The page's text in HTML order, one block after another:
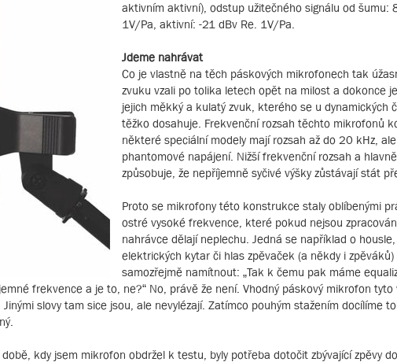
aktivním aktivní), odstup užitečného signálu od šumu:
1V/Pa, aktivní: -21 dBv Re. 1V/Pa.
Jdeme nahrávat
Co je vlastně na těch páskových mikrofonech tak
zvuku vzali po tolika letech opět na milost a dokonce
jejich měkký a kulatý zvuk, kterého se u dynamických
těžko dosahuje. Frekvenční rozsah těchto mikrofonů
některé speciální modely mají rozsah až do 20 kHz,
phantomové napájení. Nižší frekvenční rozsah a
způsobuje, že nepříjemně syčivé výšky zůstávají stát
Proto se mikrofony této konstrukce staly oblíbenými
ostré vysoké frekvence, které pokud nejsou
nahrávce dělají neplechu. Jedná se například o
elektrických kytar či hlas zpěvaček (a někdy i
samozřejmě namítnout: „Tak k čemu pak máme
frekvence a je to, ne?“ No, právě že není. Vhodný páskový mikrofon
Jinými slovy tam sice jsou, ale nevylézají. Zatímco pouhým stažením docílíme
době, kdy jsem mikrofon obdržel k testu, byly potřeba dotočit zbývající zpěvy